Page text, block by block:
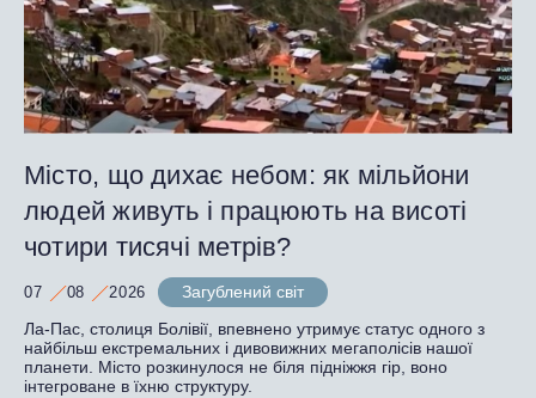
Місто, що дихає небом: як мільйони
людей живуть і працюють на висоті
чотири тисячі метрів?
07 08 2026
Загублений світ
Ла-Пас, столиця Болівії, впевнено утримує статус одного з
найбільш екстремальних і дивовижних мегаполісів нашої
планети. Місто розкинулося не біля підніжжя гір, воно
інтегроване в їхню структуру.